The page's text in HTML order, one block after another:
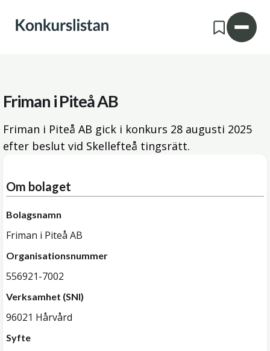
Friman i Piteå AB
Friman i Piteå AB gick i konkurs 28 augusti 2025
efter beslut vid Skellefteå tingsrätt.
Om bolaget
Bolagsnamn
Friman i Piteå AB
Organisationsnummer
556921-7002
Verksamhet (SNI)
96021 Hårvård
Syfte